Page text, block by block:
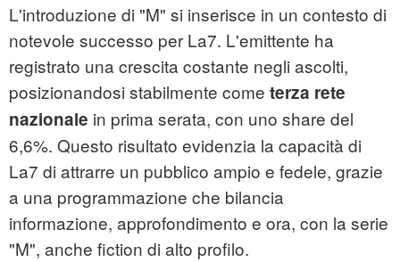
L'introduzione di "M" si inserisce in un contesto di
notevole successo per La7. L'emittente ha
registrato una crescita costante negli ascolti,
posizionandosi stabilmente come terza rete
nazionale in prima serata, con uno share del
6,6%. Questo risultato evidenzia la capacità di
La7 di attrarre un pubblico ampio e fedele, grazie
a una programmazione che bilancia
informazione, approfondimento e ora, con la serie
"M", anche fiction di alto profilo.